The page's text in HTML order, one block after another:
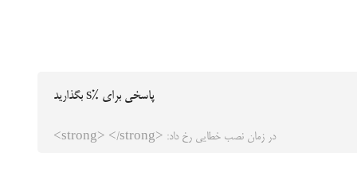
پاسخی برای %s بگذارید
در زمان نصب خطایی رخ داد: <strong> </strong>